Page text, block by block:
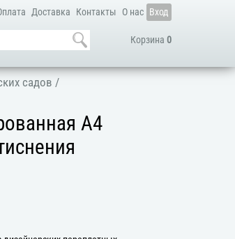
Доставка Контакты О нас Вход
Корзина 0
садов /
А4